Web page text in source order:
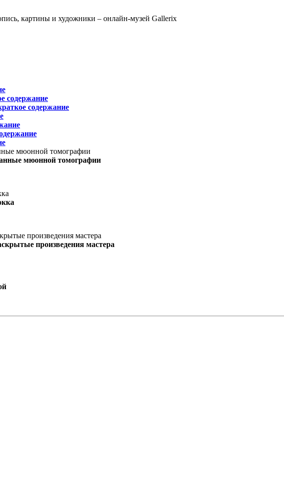
содержание
содержание
мюонной томографии
произведения мастера